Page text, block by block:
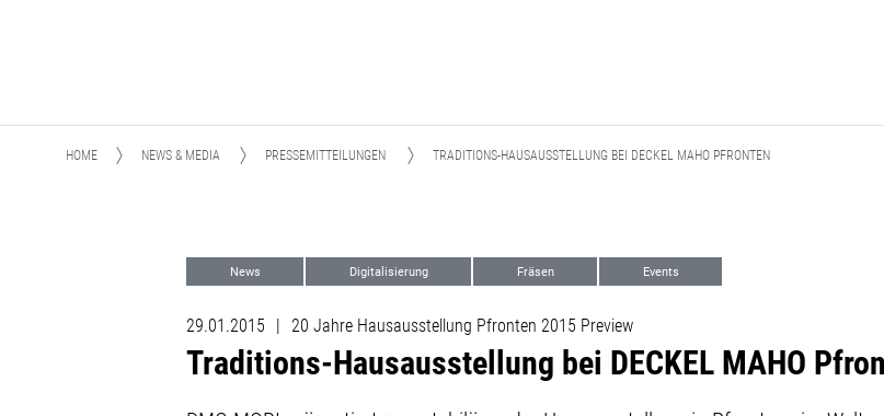
HOME NEWS & MEDIA PRESSEMITTEILUNGEN TRADITIONS-HAUSAUSSTELLUNG BEI DECKEL MAHO PFRONTEN
News Digitalisierung Fräsen Events
29.01.2015 | 20 Jahre Hausausstellung Pfronten 2015 Preview
Traditions-Hausausstellung bei DECKEL MAHO